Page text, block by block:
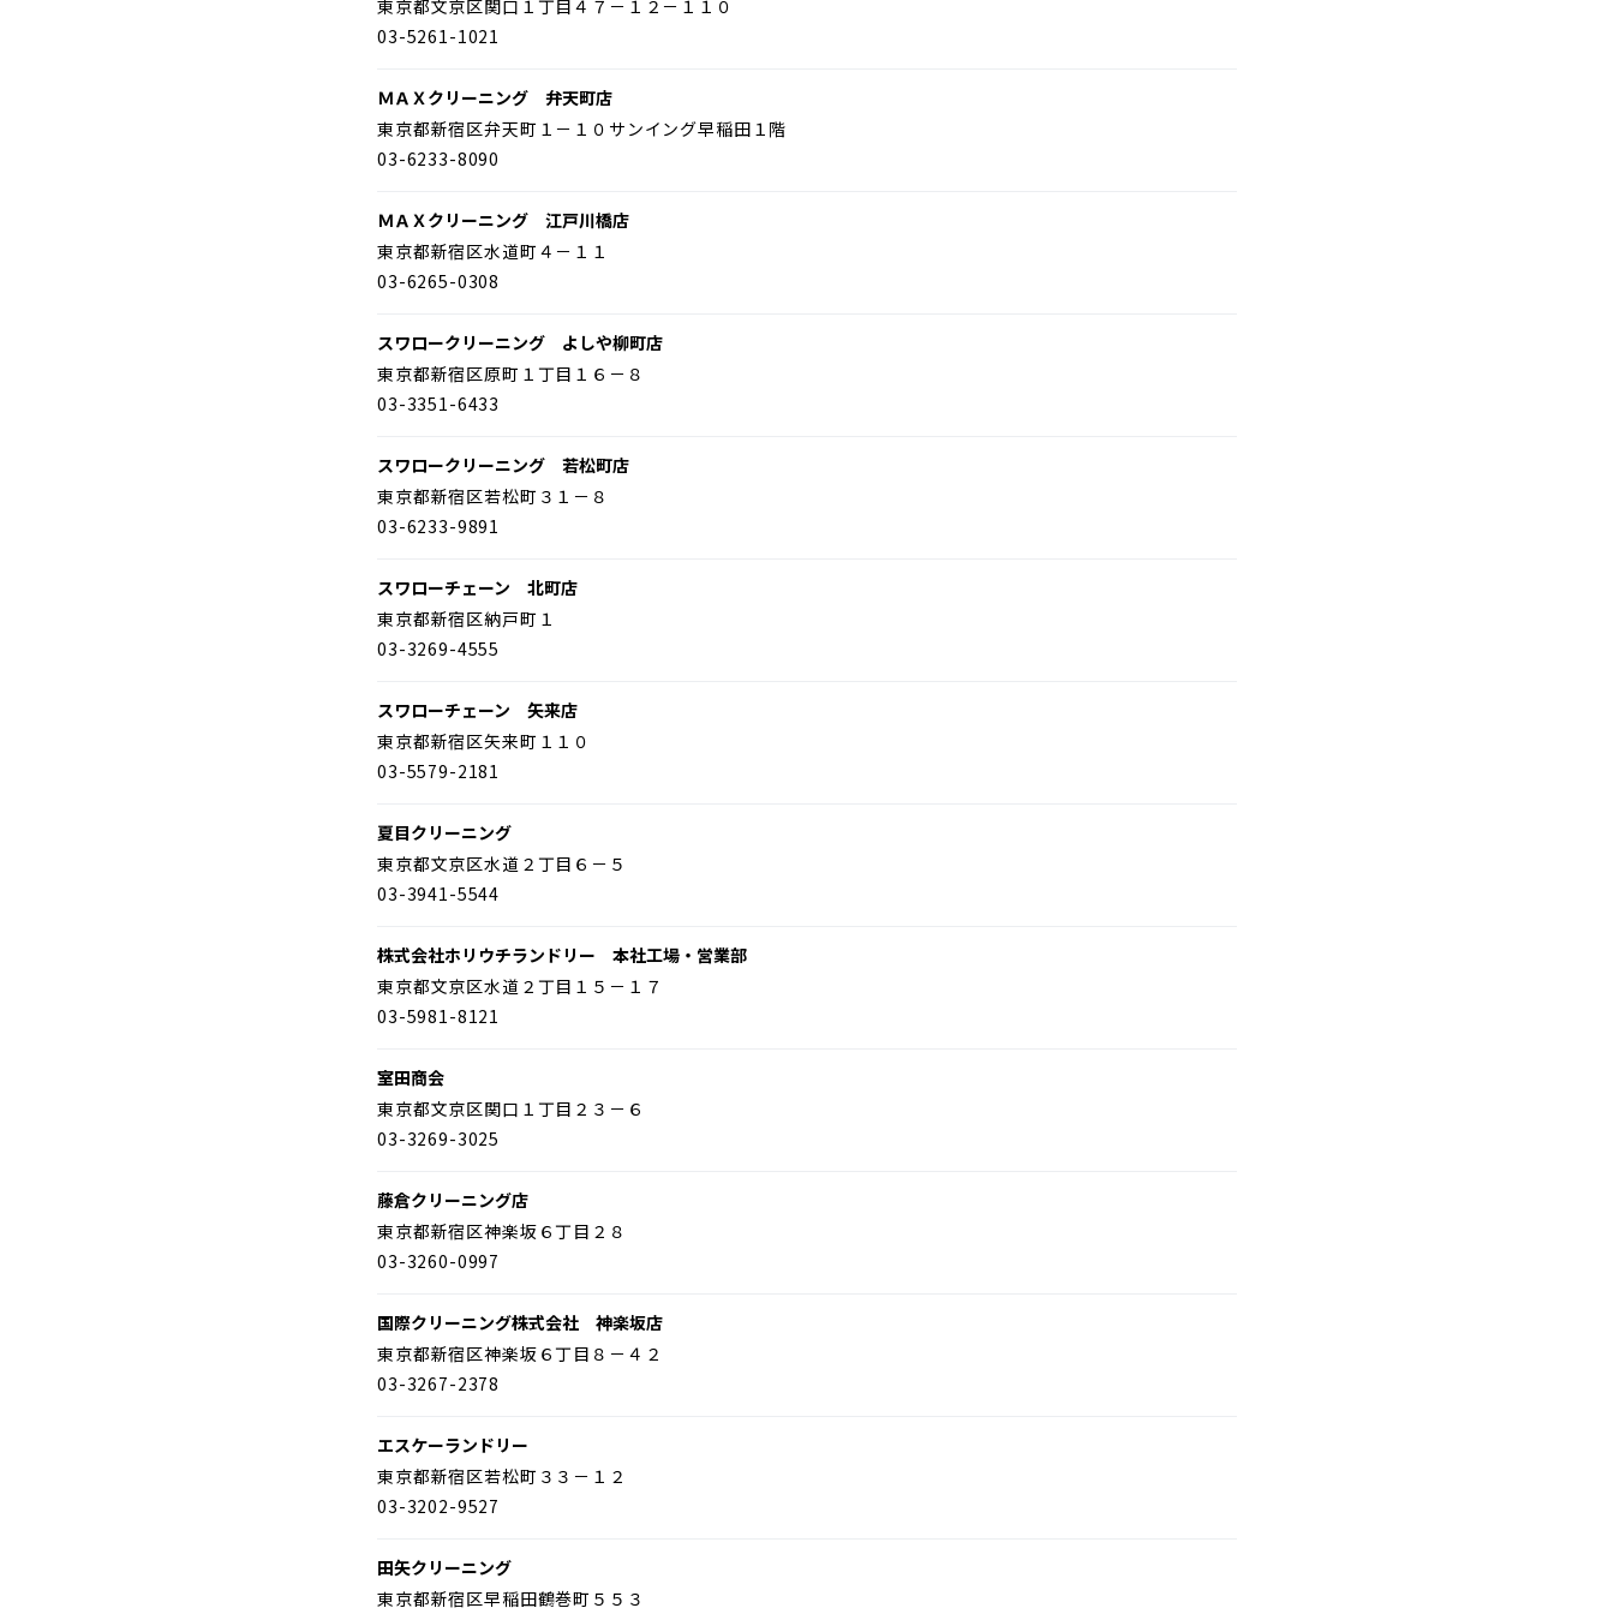
東京都文京区関口１丁目４７－１２－１１０
03-5261-1021
ＭＡＸクリーニング 弁天町店
東京都新宿区弁天町１－１０サンイング早稲田１階
03-6233-8090
ＭＡＸクリーニング 江戸川橋店
東京都新宿区水道町４－１１
03-6265-0308
スワロークリーニング よしや柳町店
東京都新宿区原町１丁目１６－８
03-3351-6433
スワロークリーニング 若松町店
東京都新宿区若松町３１－８
03-6233-9891
スワローチェーン 北町店
東京都新宿区納戸町１
03-3269-4555
スワローチェーン 矢来店
東京都新宿区矢来町１１０
03-5579-2181
夏目クリーニング
東京都文京区水道２丁目６－５
03-3941-5544
株式会社ホリウチランドリー 本社工場・営業部
東京都文京区水道２丁目１５－１７
03-5981-8121
室田商会
東京都文京区関口１丁目２３－６
03-3269-3025
藤倉クリーニング店
東京都新宿区神楽坂６丁目２８
03-3260-0997
国際クリーニング株式会社 神楽坂店
東京都新宿区神楽坂６丁目８－４２
03-3267-2378
エスケーランドリー
東京都新宿区若松町３３－１２
03-3202-9527
田矢クリーニング
東京都新宿区早稲田鶴巻町５５３